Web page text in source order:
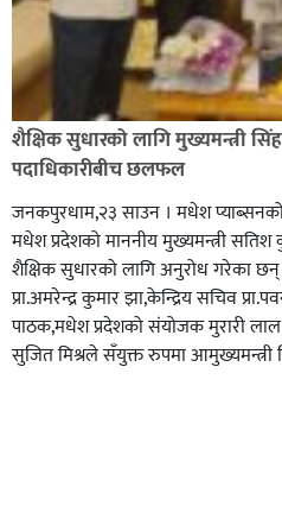
शैक्षिक सुधारको लागि मुख्यमन्त्री
पदाधिकारीबीच छलफल
जनकपुरधाम,२३ साउन । मधेश
मधेश प्रदेशको माननीय मुख्यमन्त्री
शैक्षिक सुधारको लागि अनुरोध गरेका छन्
प्रा.अमरेन्द्र कुमार झा,केन्द्रिय सचिव
पाठक,मधेश प्रदेशको संयोजक मुरारी
सुजित मिश्रले सँयुक्त रुपमा